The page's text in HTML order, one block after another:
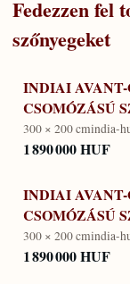
Fedezzen fel
szőnyegeket
INDIAI
CSOMÓZÁSÚ
300 × 200 cmindia-
1 890 000 HUF
INDIAI
CSOMÓZÁSÚ
300 × 200 cmindia-
1 890 000 HUF